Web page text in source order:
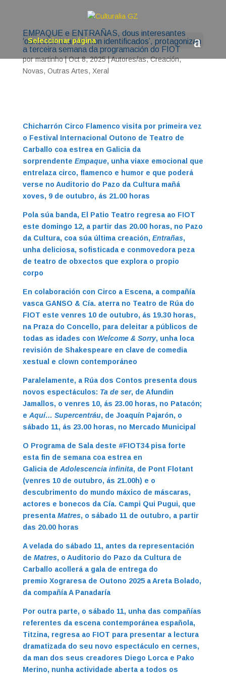
Seleccionar página
EMPAQUE e ENTRAÑAS, dous interesantes
‘obxectos teatrais non identificados’, protagonizan
a terceira semana da programación do FIOT
pormartinho|Oct 8, 2025|Autores/as,Creación,
Novas, Outras Artes, Xeral
Chicharrón Circo Flamenco visita por primeira vez
o Festival Internacional Outono de Teatro de
Carballo coa estrea en Galicia da
sorprendente Empaque, unha viaxe emocional que
entrelaza circo, flamenco e humor e que poderá
verse no Auditorio do Pazo da Cultura mañá
xoves, 9 de outubro, ás 21.00 horas
Pola súa banda, El Patio Teatro regresa ao FIOT
este domingo 12, a partir das 20.00 horas, no Pazo
da Cultura, coa súa última creación, Entrañas,
unha deliciosa, sofisticada e conmovedora peza
de teatro de obxectos que explora o propio
corpo
En colaboración con Circo a Escena, a compañía
vasca GANSO & Cía. aterra no Teatro de Rúa do
FIOT este venres 10 de outubro, ás 19.30 horas,
na Praza do Concello, para deleitar a públicos de
todas as idades con Welcome & Sorry, unha loca
revisión de Shakespeare en clave de comedia
xestual e clown contemporáneo
Paralelamente, a Rúa dos Contos presenta dous
novos espectáculos: Ta de ser, de Afundin
Jamallos, o venres 10, ás 23.00 horas, no Patacón;
e Aquí… Supercentráu, de Joaquín Pajarón, o
sábado 11, ás 23.00 horas, no Mercado Municipal
O Programa de Sala deste #FIOT34 pisa forte
esta fin de semana coa estrea en
Galicia de Adolescencia infinita, de Pont Flotant
(venres 10 de outubro, ás 21.00h) e o
descubrimento do mundo máxico de máscaras,
actores e bonecos da Cía. Campi Qui Pugui, que
presenta Matres, o sábado 11 de outubro, a partir
das 20.00 horas
A velada do sábado 11, antes da representación
de Matres, o Auditorio do Pazo da Cultura de
Carballo acollerá a gala de entrega do
premio Xograresa de Outono 2025 a Areta Bolado,
da compañía A Panadaría
Por outra parte, o sábado 11, unha das compañías
referentes da escena contemporánea española,
Titzina, regresa ao FIOT para presentar a lectura
dramatizada do seu novo espectáculo en cernes,
da man dos seus creadores Diego Lorca e Pako
Merino, nunha actividade aberta a todos os